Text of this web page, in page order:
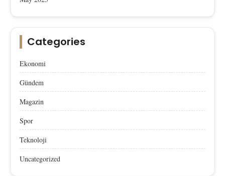
Categories
Ekonomi
Gündem
Magazin
Spor
Teknoloji
Uncategorized